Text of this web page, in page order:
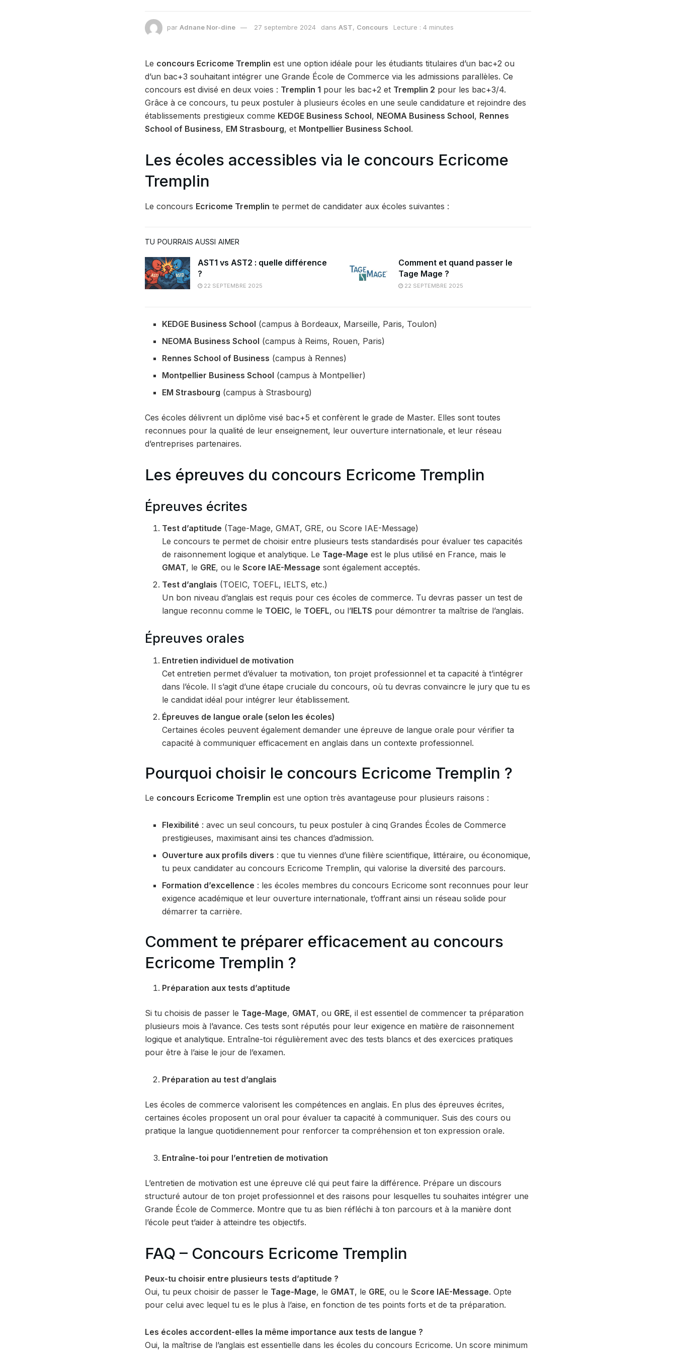
par Adnane Nor-dine 27 septembre 2024 dans AST, Concours Lecture : 4 minutes
Le concours Ecricome Tremplin est une option idéale pour les étudiants titulaires d’un bac+2 ou
d’un bac+3 souhaitant intégrer une Grande École de Commerce via les admissions parallèles. Ce
concours est divisé en deux voies : Tremplin 1 pour les bac+2 et Tremplin 2 pour les bac+3/4.
Grâce à ce concours, tu peux postuler à plusieurs écoles en une seule candidature et rejoindre des
établissements prestigieux comme KEDGE Business School, NEOMA Business School, Rennes
School of Business, EM Strasbourg, et Montpellier Business School.
Les écoles accessibles via le concours Ecricome
Tremplin
Le concours Ecricome Tremplin te permet de candidater aux écoles suivantes :
TU POURRAIS AUSSI AIMER
AST1 vs AST2 : quelle différence
?
22 SEPTEMBRE 2025
Comment et quand passer le
Tage Mage ?
22 SEPTEMBRE 2025
KEDGE Business School (campus à Bordeaux, Marseille, Paris, Toulon)
NEOMA Business School (campus à Reims, Rouen, Paris)
Rennes School of Business (campus à Rennes)
Montpellier Business School (campus à Montpellier)
EM Strasbourg (campus à Strasbourg)
Ces écoles délivrent un diplôme visé bac+5 et confèrent le grade de Master. Elles sont toutes
reconnues pour la qualité de leur enseignement, leur ouverture internationale, et leur réseau
d’entreprises partenaires.
Les épreuves du concours Ecricome Tremplin
Épreuves écrites
Test d’aptitude (Tage-Mage, GMAT, GRE, ou Score IAE-Message)
Le concours te permet de choisir entre plusieurs tests standardisés pour évaluer tes capacités
de raisonnement logique et analytique. Le Tage-Mage est le plus utilisé en France, mais le
GMAT, le GRE, ou leScore IAE-Message sont également acceptés.
Test d’anglais (TOEIC, TOEFL, IELTS, etc.)
Un bon niveau d’anglais est requis pour ces écoles de commerce. Tu devras passer un test de
langue reconnu comme le TOEIC, le TOEFL, ou l’IELTS pour démontrer ta maîtrise de l’anglais.
Épreuves orales
Entretien individuel de motivation
Cet entretien permet d’évaluer ta motivation, ton projet professionnel et ta capacité à t’intégrer
dans l’école. Il s’agit d’une étape cruciale du concours, où tu devras convaincre le jury que tu es
le candidat idéal pour intégrer leur établissement.
Épreuves de langue orale (selon les écoles)
Certaines écoles peuvent également demander une épreuve de langue orale pour vérifier ta
capacité à communiquer efficacement en anglais dans un contexte professionnel.
Pourquoi choisir le concours Ecricome Tremplin ?
Le concours Ecricome Tremplin est une option très avantageuse pour plusieurs raisons :
Flexibilité : avec un seul concours, tu peux postuler à cinq Grandes Écoles de Commerce
prestigieuses, maximisant ainsi tes chances d’admission.
Ouverture aux profils divers : que tu viennes d’une filière scientifique, littéraire, ou économique,
tu peux candidater au concours Ecricome Tremplin, qui valorise la diversité des parcours.
Formation d’excellence : les écoles membres du concours Ecricome sont reconnues pour leur
exigence académique et leur ouverture internationale, t’offrant ainsi un réseau solide pour
démarrer ta carrière.
Comment te préparer efficacement au concours
Ecricome Tremplin ?
Préparation aux tests d’aptitude
Si tu choisis de passer le Tage-Mage, GMAT, ou GRE, il est essentiel de commencer ta préparation
plusieurs mois à l’avance. Ces tests sont réputés pour leur exigence en matière de raisonnement
logique et analytique. Entraîne-toi régulièrement avec des tests blancs et des exercices pratiques
pour être à l’aise le jour de l’examen.
Préparation au test d’anglais
Les écoles de commerce valorisent les compétences en anglais. En plus des épreuves écrites,
certaines écoles proposent un oral pour évaluer ta capacité à communiquer. Suis des cours ou
pratique la langue quotidiennement pour renforcer ta compréhension et ton expression orale.
Entraîne-toi pour l’entretien de motivation
L’entretien de motivation est une épreuve clé qui peut faire la différence. Prépare un discours
structuré autour de ton projet professionnel et des raisons pour lesquelles tu souhaites intégrer une
Grande École de Commerce. Montre que tu as bien réfléchi à ton parcours et à la manière dont
l’école peut t’aider à atteindre tes objectifs.
FAQ – Concours Ecricome Tremplin
Peux-tu choisir entre plusieurs tests d’aptitude ?
Oui, tu peux choisir de passer le Tage-Mage, le GMAT, le GRE, ou le Score IAE-Message. Opte
pour celui avec lequel tu es le plus à l’aise, en fonction de tes points forts et de ta préparation.
Les écoles accordent-elles la même importance aux tests de langue ?
Oui, la maîtrise de l’anglais est essentielle dans les écoles du concours Ecricome. Un score minimum